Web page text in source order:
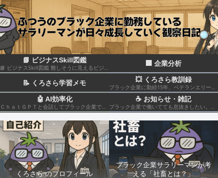
📘 ビジナスSkill図鑑
📘 ビジナスSkill図鑑 難しそうに見えるビジネススキルも、構造化して分解すれば実はカンタン！いろんなスキルの組み合わせだということがわかると思います このカテゴリでは仕事のスキルを“ナスでもわかる”レベルで図解＆やさしく柔らかく解説していきます🍆
🏢 企業分析
📝 くろさら学習メモ 💥 くろさら教訓録
ブラック企業に勤続15年、ベテランエリート社畜サラリーマンの経験を活かした日記です📗
🤖 AI効率化
ＣｈａｔＧＰＴと会話してブラック企業での疲れを癒やしたり、自己成長のための知見を広げる💻
☕ お知らせ・雑記
ブラック企業で働いてても息抜きしたい。。。
くろさら のプロフィール
ブラック企業サラリーマンが考
える「社畜とは？」